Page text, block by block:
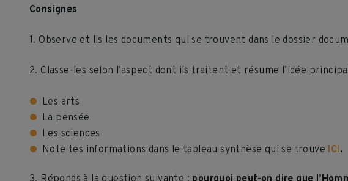
Consignes
1. Observe et lis les documents qui se trouvent dans le dossier
2. Classe-les selon l’aspect dont ils traitent et résume l’idée
Les arts
La pensée
Les sciences
Note tes informations dans le tableau synthèse qui se trouve ICI.